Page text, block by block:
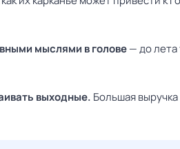
мыслями в голове— до лета
выходные. Большая выручка